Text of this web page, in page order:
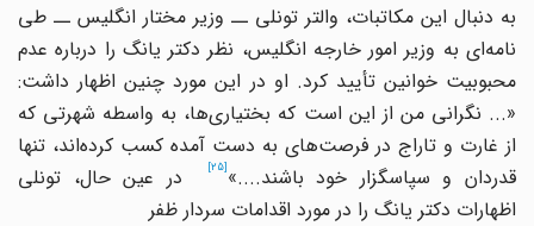
به دنبال این مکاتبات، والتر تونلی ــ وزیر مختار انگلیس ــ طی
نامهای به وزیر امور خارجه انگلیس، نظر دکتر یانگ را درباره عدم
محبوبیت خوانین تأیید کرد. او در این مورد چنین اظهار داشت:
«... نگرانی من از این است که بختیاریها، به واسطه شهرتی که
از غارت و تاراج در فرصتهای به دست آمده کسب کردهاند، تنها
قدردان و سپاسگزار خود باشند....»
در عین حال، تونلی
اظهارات دکتر یانگ را در مورد اقدامات سردار ظفر